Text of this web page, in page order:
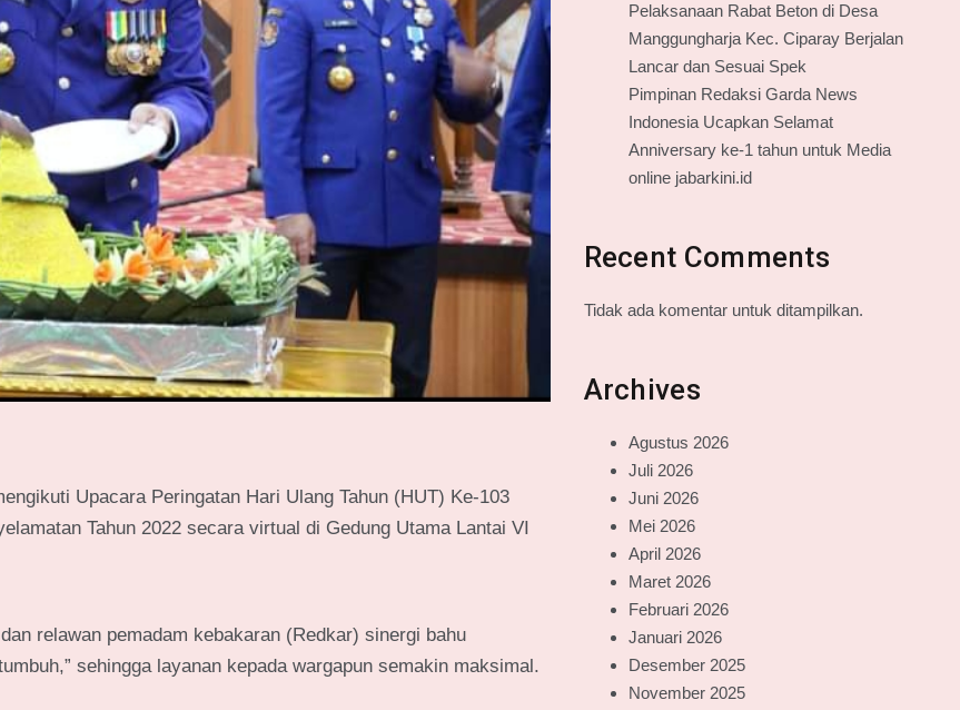
Upacara Peringatan Hari Ulang Tahun (HUT) Ke-103
Tahun 2022 secara virtual di Gedung Utama Lantai VI
relawan pemadam kebakaran (Redkar) sinergi bahu
sehingga layanan kepada wargapun semakin maksimal.
Pelaksanaan Rabat Beton di Desa
Manggungharja Kec. Ciparay Berjalan
Lancar dan Sesuai Spek
Pimpinan Redaksi Garda News
Indonesia Ucapkan Selamat
Anniversary ke-1 tahun untuk Media
online jabarkini.id
Recent Comments
Tidak ada komentar untuk ditampilkan.
Archives
Agustus 2026
Juli 2026
Juni 2026
Mei 2026
April 2026
Maret 2026
Februari 2026
Januari 2026
Desember 2025
November 2025